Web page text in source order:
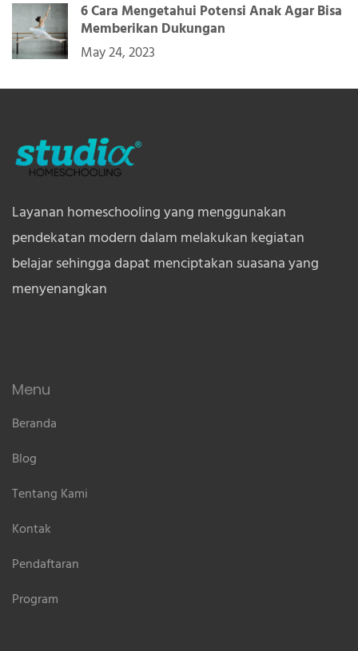
6 Cara Mengetahui Potensi Anak Agar Bisa
Memberikan Dukungan
May 24, 2023
Layanan homeschooling yang menggunakan
pendekatan modern dalam melakukan kegiatan
belajar sehingga dapat menciptakan suasana yang
menyenangkan
Menu
Beranda
Blog
Tentang Kami
Kontak
Pendaftaran
Program